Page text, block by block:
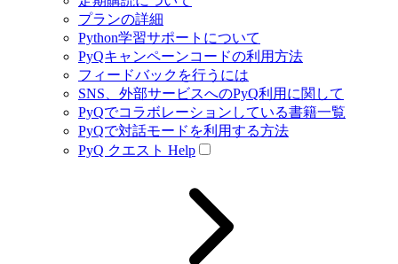
プランの詳細
Python学習サポートについて
PyQキャンペーンコードの利用方法
フィードバックを行うには
SNS、外部サービスへのPyQ利用に関して
PyQでコラボレーションしている書籍一覧
PyQで対話モードを利用する方法
PyQ クエスト Help